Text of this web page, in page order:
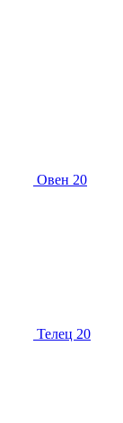
Овен 20
Телец 20